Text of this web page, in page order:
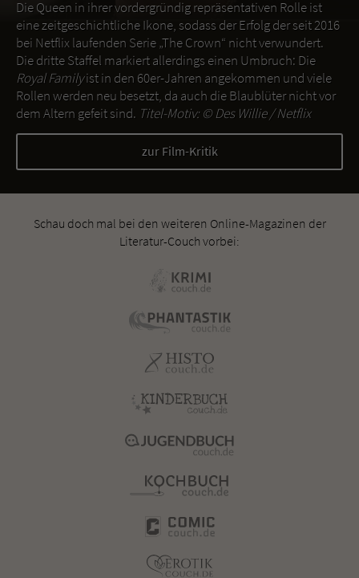
Die Queen in ihrer vordergründig repräsentativen Rolle ist
eine zeitgeschichtliche Ikone, sodass der Erfolg der seit 2016
bei Netflix laufenden Serie „The Crown“ nicht verwundert.
Die dritte Staffel markiert allerdings einen Umbruch: Die
Royal Familyist in den 60er-Jahren angekommen und viele
Rollen werden neu besetzt, da auch die Blaublüter nicht vor
dem Altern gefeit sind. Titel-Motiv: ©Des Willie / Netflix
zur Film-Kritik
Schau doch mal bei den weiteren Online-Magazinen der
Literatur-Couch vorbei: